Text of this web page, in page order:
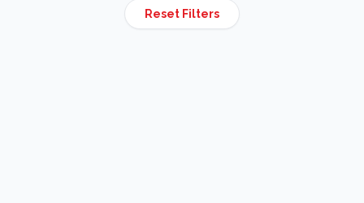
Reset Filters